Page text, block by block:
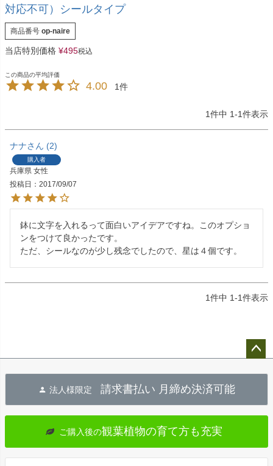
対応不可）シールタイプ
商品番号 op-naire
当店特別価格 ¥495税込
4.00 1
1件中 1-1件表示
ナナ 2
購入者
兵庫県 女性
投稿日
2017/09/07
鉢に文字を入れるって面白いアイデアですね。このオプショ
ンをつけて良かったです。
ただ、シールなのが少し残念でしたので、星は４個です。
1件中 1-1件表示
へ
法人様限定 請求書払い 月締め決済可能
ご購入後の観葉植物の育て方も充実